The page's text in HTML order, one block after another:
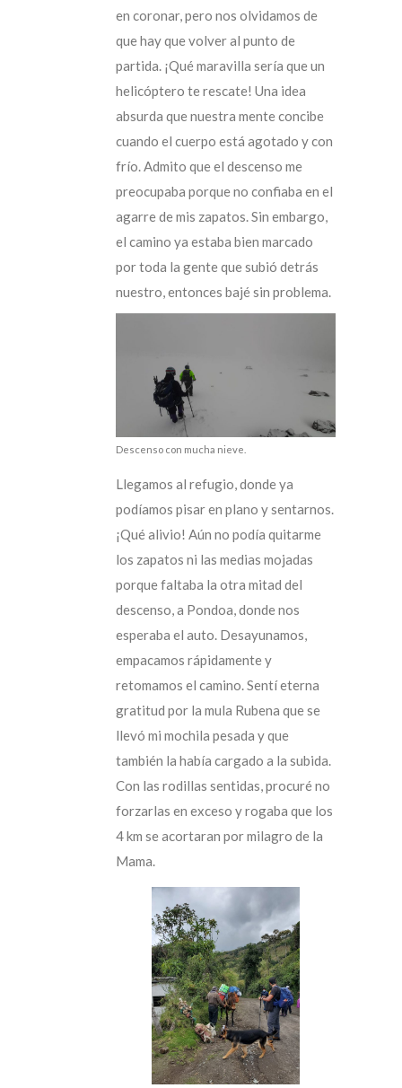
en coronar, pero nos olvidamos de
que hay que volver al punto de
partida. ¡Qué maravilla sería que un
helicóptero te rescate! Una idea
absurda que nuestra mente concibe
cuando el cuerpo está agotado y con
frío. Admito que el descenso me
preocupaba porque no confiaba en el
agarre de mis zapatos. Sin embargo,
el camino ya estaba bien marcado
por toda la gente que subió detrás
nuestro, entonces bajé sin problema.
Descenso con mucha nieve.
Llegamos al refugio, donde ya
podíamos pisar en plano y sentarnos.
¡Qué alivio! Aún no podía quitarme
los zapatos ni las medias mojadas
porque faltaba la otra mitad del
descenso, a Pondoa, donde nos
esperaba el auto. Desayunamos,
empacamos rápidamente y
retomamos el camino. Sentí eterna
gratitud por la mula Rubena que se
llevó mi mochila pesada y que
también la había cargado a la subida.
Con las rodillas sentidas, procuré no
forzarlas en exceso y rogaba que los
4 km se acortaran por milagro de la
Mama.